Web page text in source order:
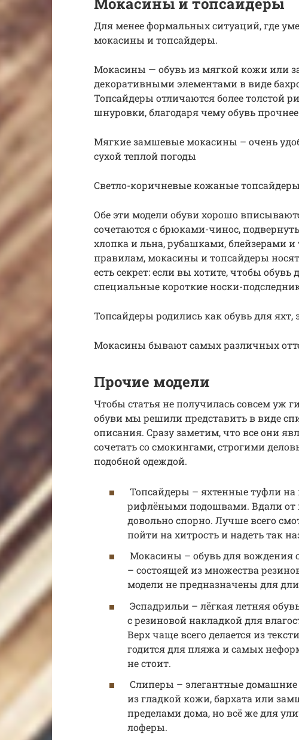
Для менее формальных ситуаций, где
мокасины и топсайдеры.
Мокасины — обувь из мягкой кожи или
декоративными элементами в виде
Топсайдеры отличаются более толстой
шнуровки, благодаря чему обувь
Мягкие замшевые мокасины – очень
сухой теплой погоды
Светло-коричневые кожаные
Обе эти модели обуви хорошо
сочетаются с брюками-чинос,
хлопка и льна, рубашками, блейзерами
правилам, мокасины и топсайдеры
есть секрет: если вы хотите, чтобы
специальные короткие носки-
Топсайдеры родились как обувь для яхт,
Мокасины бывают самых различных
Прочие модели
Чтобы статья не получилась совсем уж
обуви мы решили представить в виде
описания. Сразу заметим, что все они
сочетать со смокингами, строгими
подобной одеждой.
Топсайдеры – яхтенные туфли
рифлёными подошвами. Вдали от
довольно спорно. Лучше всего
пойти на хитрость и надеть так
Мокасины – обувь для вождения
– состоящей из множества
модели не предназначены для
Эспадрильи – лёгкая летняя
с резиновой накладкой для
Верх чаще всего делается из
годится для пляжа и самых
не стоит.
Слиперы – элегантные
из гладкой кожи, бархата или
пределами дома, но всё же для
лоферы.